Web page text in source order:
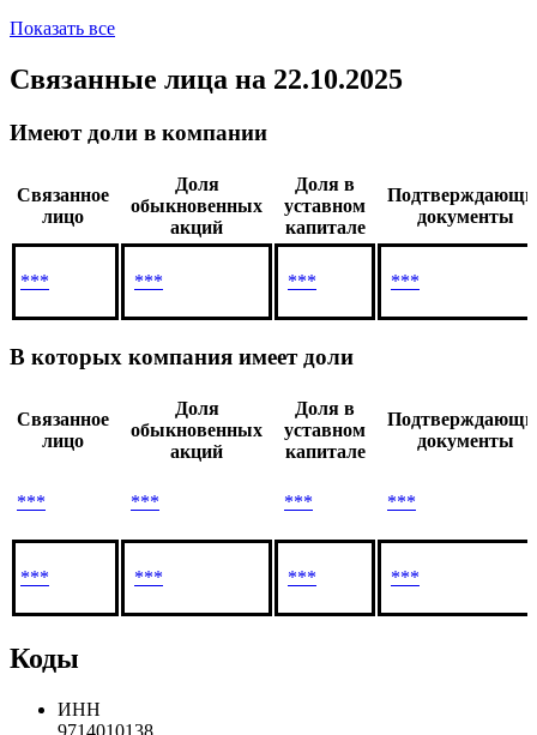
Показать все
Связанные лица на 22.10.2025
Имеют доли в компании
Связанное
лицо
Доля
обыкновенных
акций
Доля в
уставном
капитале
документы
*** *** *** ***
В которых компания имеет доли
Связанное
лицо
Доля
обыкновенных
акций
Доля в
уставном
капитале
документы
*** *** *** ***
*** *** *** ***
Коды
ИНН
9714010138